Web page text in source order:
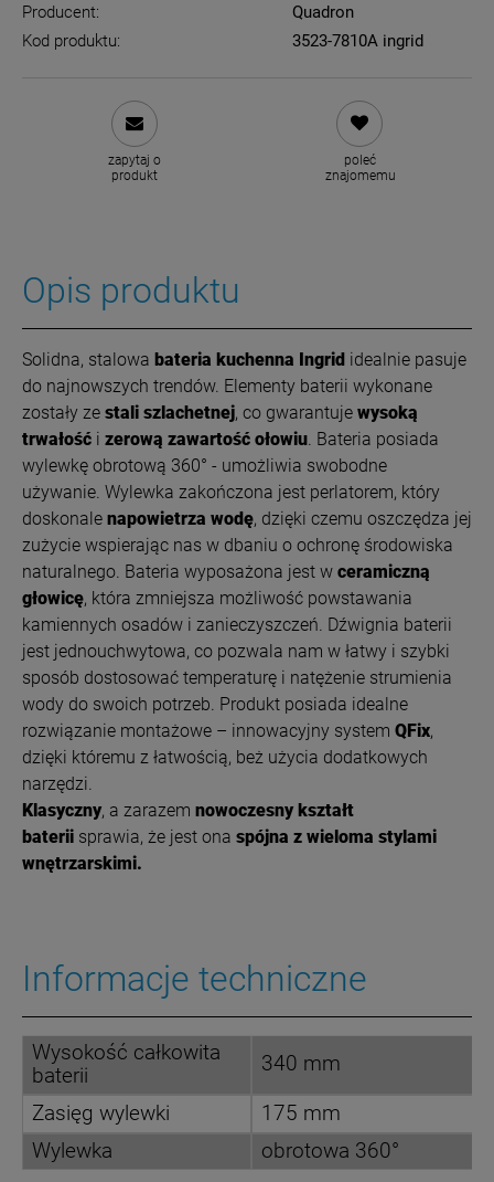
Producent:
Quadron
Kod produktu:
3523-7810A ingrid
zapytaj o
produkt
poleć
znajomemu
Opis produktu
Solidna, stalowa bateria kuchenna Ingrid idealnie pasuje
do najnowszych trendów. Elementy baterii wykonane
zostały ze stali szlachetnej, co gwarantuje wysoką
trwałość i zerową zawartość ołowiu . Bateria posiada
wylewkę obrotową 360° - umożliwia swobodne
używanie. Wylewka zakończona jest perlatorem, który
doskonale napowietrza wodę, dzięki czemu oszczędza jej
zużycie wspierając nas w dbaniu o ochronę środowiska
naturalnego. Bateria wyposażona jest w ceramiczną
głowicę, która zmniejsza możliwość powstawania
kamiennych osadów i zanieczyszczeń. Dźwignia baterii
jest jednouchwytowa, co pozwala nam w łatwy i szybki
sposób dostosować temperaturę i natężenie strumienia
wody do swoich potrzeb. Produkt posiada idealne
rozwiązanie montażowe – innowacyjny system QFix,
dzięki któremu z łatwością, beż użycia dodatkowych
narzędzi.
Klasyczny, a zarazem nowoczesny kształt
baterii sprawia, że jest ona spójna z wieloma stylami
wnętrzarskimi.
Informacje techniczne
Wysokość całkowita
baterii
340 mm
Zasięg wylewki
175 mm
Wylewka
obrotowa 360°